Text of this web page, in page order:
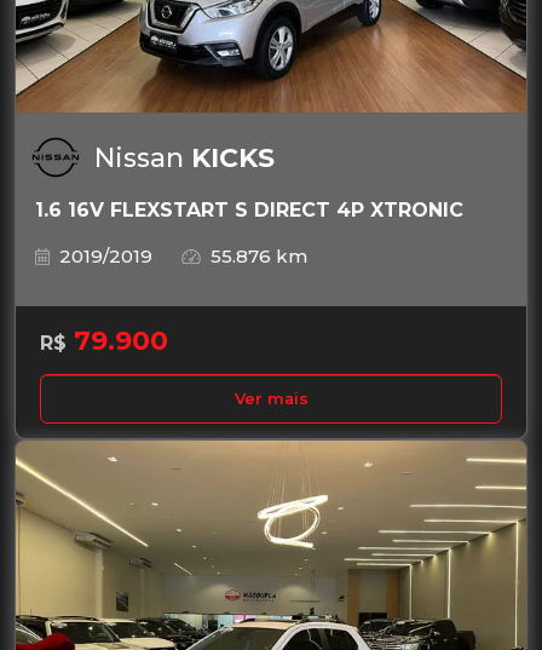
Nissan KICKS
1.6 16V FLEXSTART S DIRECT 4P XTRONIC
2019/2019
55.876 km
R$ 79.900
Ver mais